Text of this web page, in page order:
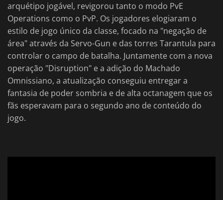
arquétipo jogável, revigorou tanto o modo PvE
Operations como o PvP. Os jogadores elogiaram o
estilo de jogo único da classe, focado na "negação de
área" através da Servo-Gun e das torres Tarantula para
controlar o campo de batalha. Juntamente com a nova
operação "Disruption" e a adição do Machado
Omnissiano, a atualização conseguiu entregar a
fantasia de poder sombria e de alta octanagem que os
fãs esperavam para o segundo ano de conteúdo do
jogo.